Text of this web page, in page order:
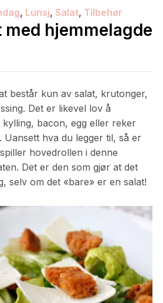
, Lunsj, Salat, Tilbehør
hjemmelagde
består kun av salat, krutonger,
Det er likevel lov å
bacon, egg eller reker
hva du legger til, så er
hovedrollen i denne
Det er den som gjør at det
selv om det «bare» er en salat!